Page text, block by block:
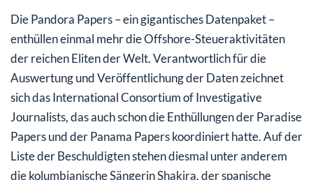
Selbstverantwortung statt Staat!
Die Pandora Papers – ein gigantisches Datenpaket –
enthüllen einmal mehr die Offshore-Steueraktivitäten
der reichen Eliten der Welt. Verantwortlich für die
Auswertung und Veröffentlichung der Daten zeichnet
sich das International Consortium of Investigative
Journalists, das auch schon die Enthüllungen der Paradise
Papers und der Panama Papers koordiniert hatte. Auf der
Liste der Beschuldigten stehen diesmal unter anderem
die kolumbianische Sängerin Shakira, der spanische